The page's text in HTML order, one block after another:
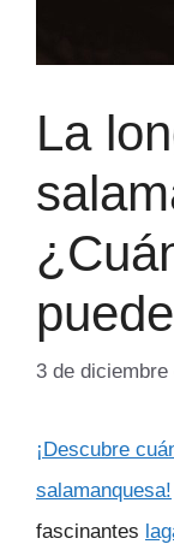
La
3 de diciembre
¡Descubre
salamanquesa!
fascinantes